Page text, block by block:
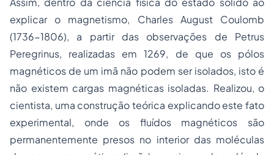
explicar o magnetismo, Charles August Coulomb
(1736-1806), a partir das observações de Petrus
Peregrinus, realizadas em 1269, de que os pólos
magnéticos de um imã não podem ser isolados, isto é
não existem cargas magnéticas isoladas. Realizou, o
cientista, uma construção teórica explicando este fato
experimental, onde os fluídos magnéticos são
permanentemente presos no interior das moléculas